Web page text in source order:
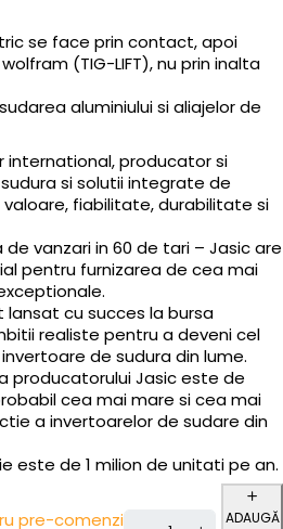
se face prin contact, apoi
(TIG-LIFT), nu prin inalta
aluminiului si aliajelor de
producator si
si solutii integrate de
fiabilitate, durabilitate si
vanzari in 60 de tari – Jasic are
pentru furnizarea de cea mai
lansat cu succes la bursa
realiste pentru a deveni cel
de sudura din lume.
producatorului Jasic este de
cea mai mare si cea mai
a invertoarelor de sudare din
este de 1 milion de unitati pe an.
pre-comenzi ADAUGĂ